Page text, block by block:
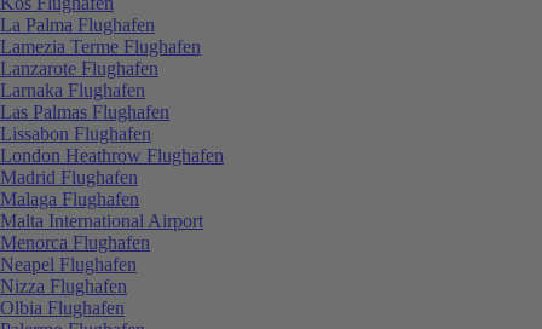
La Palma Flughafen
Lamezia Terme Flughafen
Lanzarote Flughafen
Larnaka Flughafen
Las Palmas Flughafen
Lissabon Flughafen
London Heathrow Flughafen
Madrid Flughafen
Malaga Flughafen
Malta International Airport
Menorca Flughafen
Neapel Flughafen
Nizza Flughafen
Olbia Flughafen